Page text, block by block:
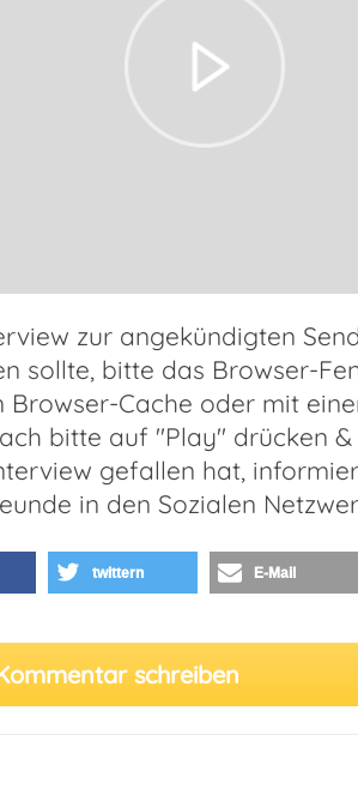
zur angekündigten
sollte, bitte das Browser-
Browser-Cache oder mit
bitte auf "Play" drücken
gefallen hat,
in den Sozialen
twittern E-Mail
schreiben